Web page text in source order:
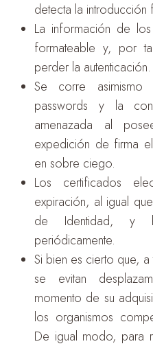
detecta la introducción
La información de
formateable y, por
perder la autenticación.
Se corre
passwords y la
amenazada al
expedición de firma
en sobre ciego.
Los certificados
expiración, al igual
de Identidad, y
periódicamente.
Si bien es cierto que,
se evitan
momento de su
los organismos
De igual modo, para